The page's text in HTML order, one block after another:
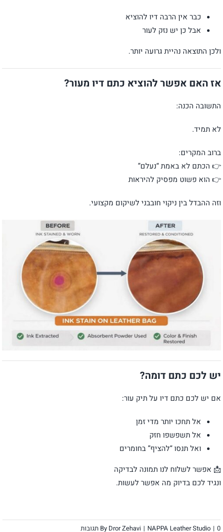
כבר אין הרבה דיו להוציא
אבל כן יש נזק לעור
ולכן התוצאה נהיית גרועה יותר.
אז האם אפשר להוציא כתם דיו מעור?
התשובה הכנה:
לא תמיד.
ברוב המקרים:
👉 הכתם לא באמת “נעלם”
👉 הוא פשוט מפסיק להיראות
וזה ההבדל בין ניקוי חובבני לשיקום מקצועי.
יש לכם כתם דומה?
אם יש לכם כתם דיו על תיק עור:
אל תחכו יותר מדי זמן
אל תשפשפו חזק
ואל תנסו “להציף” בחומרים
📩 אפשר לשלוח לנו תמונה לבדיקה
ונגיד לכם בדיוק מה אפשר לעשות.
By Dror Zehavi | NAPPA Leather Studio | 0 תגובות